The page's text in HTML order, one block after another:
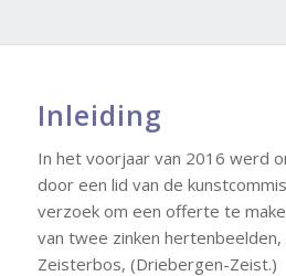
Inleiding
In het voorjaar van 2016 werd
door een lid van de
verzoek om een offerte te
van twee zinken
Zeisterbos, (Driebergen-Zeist.)